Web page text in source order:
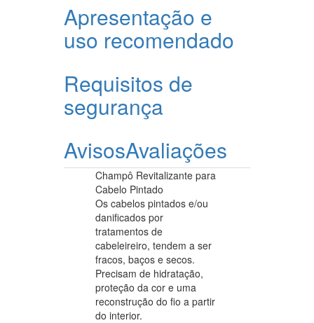
Apresentação e
uso recomendado
Requisitos de
segurança
AvisosAvaliações
Champô Revitalizante para
Cabelo Pintado
Os cabelos pintados e/ou
danificados por
tratamentos de
cabeleireiro, tendem a ser
fracos, baços e secos.
Precisam de hidratação,
proteção da cor e uma
reconstrução do fio a partir
do interior.